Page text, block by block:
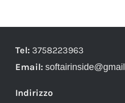
Tel: 3758223963
Email:
Indirizzo